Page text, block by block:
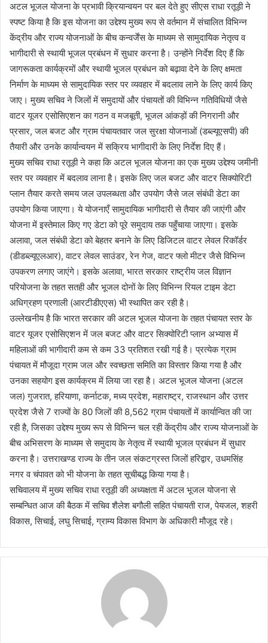
अटल भूजल योजना के प्रभावी क्रियान्वयन पर बल देते हुए सीएस राधा रतूड़ी ने
स्पष्ट किया है कि इस योजना का उद्देश्य मुख्य रूप से वर्तमान में संचालित विभिन्न
केंद्रीय और राज्य योजनाओं के बीच कन्वर्जेंस के माध्यम से सामुदायिक नेतृत्व व
भागीदारी से स्थायी भूजल प्रबंधन में सुधार करना है। उन्होंने निर्देश दिए हैं कि
जागरूकता कार्यक्रमों और स्थायी भूजल प्रबंधन को बढ़ावा देने के लिए क्षमता
निर्माण के माध्यम से सामुदायिक स्तर पर व्यवहार में बदलाव लाने के लिए कार्य किए
जाए। मुख्य सचिव ने जिलों में समुदायों और पंचायतों की विभिन्न गतिविधियों जैसे
वाटर यूजर एसोसिएशन का गठन व मजबूती, भूजल आंकड़ों की निगरानी और
प्रसार, जल बजट और ग्राम पंचायतवार जल सुरक्षा योजनाओं (डब्ल्यूएसपी) की
तैयारी और उनके कार्यान्वयन में सक्रिय भागीदारी के लिए निर्देश दिए हैं।
मुख्य सचिव राधा रतूड़ी ने कहा कि अटल भूजल योजना का एक मुख्य उद्देश्य जमीनी
स्तर पर व्यवहार में बदलाव लाना है। इसके लिए जल बजट और वाटर सिक्योरिटी
प्लान तैयार करते समय जल उपलब्धता और उपयोग जैसे जल संबंधी डेटा का
उपयोग किया जाएगा। ये योजनाएँ सामुदायिक भागीदारी से तैयार की जाएंगी और
योजना में इस्तेमाल किए गए डेटा को पूरे समुदाय तक पहुँचाया जाएगा। इसके
अलावा, जल संबंधी डेटा को बेहतर बनाने के लिए डिजिटल वाटर लेवल रिकॉर्डर
(डीडब्ल्यूएलआर), वाटर लेवल साउंडर, रेन गेज, वाटर फ्लो मीटर जैसे विभिन्न
उपकरण लगाए जाएंगे। इसके अलावा, भारत सरकार राष्ट्रीय जल विज्ञान
परियोजना के तहत सतही और भूजल दोनों के लिए विभिन्न रियल टाइम डेटा
अधिग्रहण प्रणाली (आरटीडीएएस) भी स्थापित कर रही है।
उल्लेखनीय है कि भारत सरकार की अटल भूजल योजना के तहत पंचायत स्तर के
वाटर यूजर एसोसिएशन में जल बजट और वाटर सिक्योरिटी प्लान अभ्यास में
महिलाओं की भागीदारी कम से कम 33 प्रतिशत रखी गई है। प्रत्येक ग्राम
पंचायत में मौजूदा ग्राम जल और स्वच्छता समिति का विस्तार किया गया है और
उनका सहयोग इस कार्यक्रम में लिया जा रहा है। अटल भूजल योजना (अटल
जल) गुजरात, हरियाणा, कर्नाटक, मध्य प्रदेश, महाराष्ट्र, राजस्थान और उत्तर
प्रदेश जैसे 7 राज्यों के 80 जिलों की 8,562 ग्राम पंचायतों में कार्यान्वित की जा
रही है, जिसका उद्देश्य मुख्य रूप से विभिन्न चल रही केंद्रीय और राज्य योजनाओं के
बीच अभिसरण के माध्यम से समुदाय के नेतृत्व में स्थायी भूजल प्रबंधन में सुधार
करना है। उत्तराखण्ड राज्य के तीन जल संकटग्रस्त जिलों हरिद्वार, उधमसिंह
नगर व चंपावत को भी योजना के तहत सूचीबद्ध किया गया है।
सचिवालय में मुख्य सचिव राधा रतूड़ी की अध्यक्षता में अटल भूजल योजना से
सम्बन्धित आज की बैठक में सचिव शैलेश बगौली सहित पंचायती राज, पेयजल, शहरी
विकास, सिचाई, लघु सिचाई, ग्राम्य विकास विभाग के अधिकारी मौजूद रहे।